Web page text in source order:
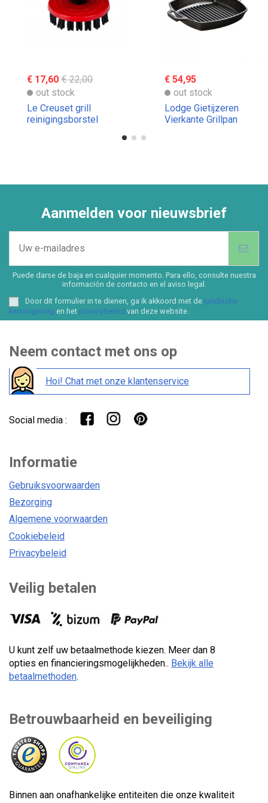
€ 17,60 € 22,00
out stock
Le Creuset grill
reinigingsborstel
€ 54,95
out stock
Lodge Gietijzeren
Vierkante Grillpan
Aanmelden voor nieuwsbrief
Puede darse de baja en cualquier momento. Para ello, consulte nuestra
información de contacto en el aviso legal.
Door dit formulier in te dienen, ga ik akkoord met de juridische
kennisgeving en het privacybeleid van deze website.
Neem contact met ons op
Hoi! Chat met onze klantenservice
Social media :
Informatie
Gebruiksvoorwaarden
Bezorging
Algemene voorwaarden
Cookiebeleid
Privacybeleid
Veilig betalen
U kunt zelf uw betaalmethode kiezen. Meer dan 8
opties en financieringsmogelijkheden.. Bekijk alle
betaalmethoden.
Betrouwbaarheid en beveiliging
Binnen aan onafhankelijke entiteiten die onze kwaliteit